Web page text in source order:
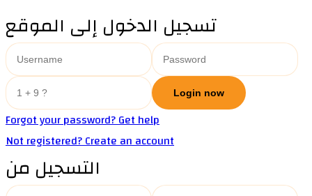
تسجيل الدخول إلى الموقع
Forgot your password? Get help
Not registered? Create an account
التسجيل من